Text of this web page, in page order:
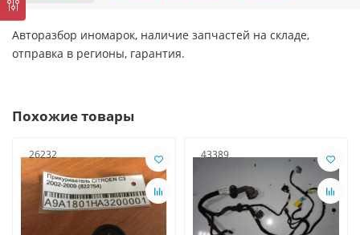
Авторазбор иномарок, наличие запчастей на складе,
отправка в регионы, гарантия.
Похожие товары
26232 43389